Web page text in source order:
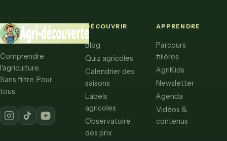
Comprendre
l'agriculture.
Sans filtre. Pour
tous.
DÉCOUVRIR
Blog
Quiz agricoles
Calendrier des
saisons
Labels
agricoles
Observatoire
des prix
APPRENDRE
Parcours
filières
AgriKids
Newsletter
Agenda
Vidéos &
contenus